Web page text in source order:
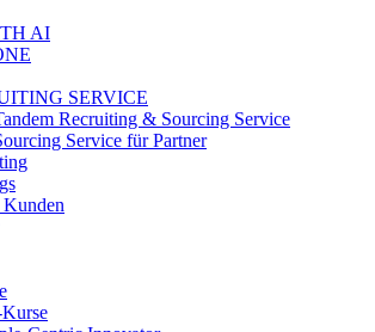
AI
SERVICE
Recruiting & Sourcing Service
Service für Partner
Kunden